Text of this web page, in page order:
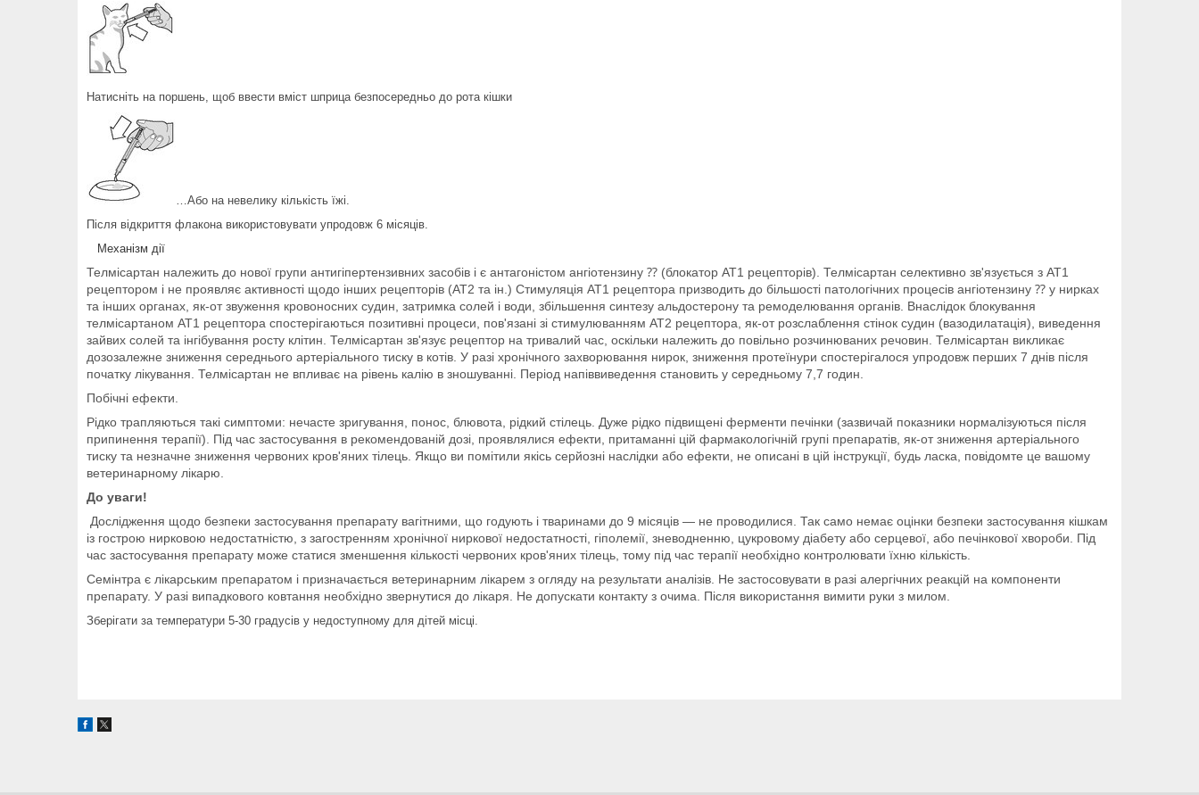
Натисніть на поршень, щоб ввести вміст шприца безпосередньо до рота кішки
Або на невелику кількість їжі.
Після відкриття флакона використовувати упродовж 6 місяців.
Механізм дії
Телмісартан належить до нової групи антигіпертензивних засобів і є антагоністом ангіотензину ⁇ (блокатор АТ1 рецепторів). Телмісартан селективно зв'язується з АТ1
рецептором і не проявляє активності щодо інших рецепторів (АТ2 та ін.) Стимуляція АТ1 рецептора призводить до більшості патологічних процесів ангіотензину ⁇ у нирках
та інших органах, як-от звуження кровоносних судин, затримка солей і води, збільшення синтезу альдостерону та ремоделювання органів. Внаслідок блокування
телмісартаном АТ1 рецептора спостерігаються позитивні процеси, пов'язані зі стимулюванням АТ2 рецептора, як-от розслаблення стінок судин (вазодилатація), виведення
зайвих солей та інгібування росту клітин. Телмісартан зв'язує рецептор на тривалий час, оскільки належить до повільно розчинюваних речовин. Телмісартан викликає
дозозалежне зниження середнього артеріального тиску в котів. У разі хронічного захворювання нирок, зниження протеїнури спостерігалося упродовж перших 7 днів після
початку лікування. Телмісартан не впливає на рівень калію в зношуванні. Період напіввиведення становить у середньому 7,7 годин.
Побічні ефекти.
Рідко трапляються такі симптоми: нечасте зригування, понос, блювота, рідкий стілець. Дуже рідко підвищені ферменти печінки (зазвичай показники нормалізуються після
припинення терапії). Під час застосування в рекомендованій дозі, проявлялися ефекти, притаманні цій фармакологічній групі препаратів, як-от зниження артеріального
тиску та незначне зниження червоних кров'яних тілець. Якщо ви помітили якісь серйозні наслідки або ефекти, не описані в цій інструкції, будь ласка, повідомте це вашому
ветеринарному лікарю.
До уваги!
Дослідження щодо безпеки застосування препарату вагітними, що годують і тваринами до 9 місяців — не проводилися. Так само немає оцінки безпеки застосування кішкам
із гострою нирковою недостатністю, з загостренням хронічної ниркової недостатності, гіполемії, зневодненню, цукровому діабету або серцевої, або печінкової хвороби. Під
час застосування препарату може статися зменшення кількості червоних кров'яних тілець, тому під час терапії необхідно контролювати їхню кількість.
Семінтра є лікарським препаратом і призначається ветеринарним лікарем з огляду на результати аналізів. Не застосовувати в разі алергічних реакцій на компоненти
препарату. У разі випадкового ковтання необхідно звернутися до лікаря. Не допускати контакту з очима. Після використання вимити руки з милом.
Зберігати за температури 5-30 градусів у недоступному для дітей місці.